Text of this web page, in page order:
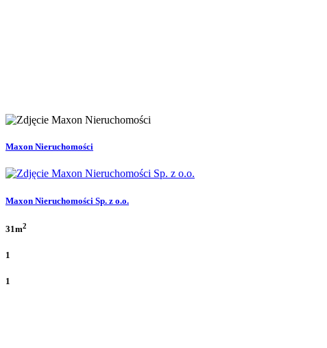
Maxon Nieruchomości
Maxon Nieruchomości Sp. z o.o.
31m2
1
1